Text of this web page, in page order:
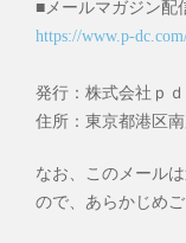
■メールマガジン配
https://www.p-
発行：株式会社ｐ
住所：東京都港区
なお、このメール
ので、あらかじめご